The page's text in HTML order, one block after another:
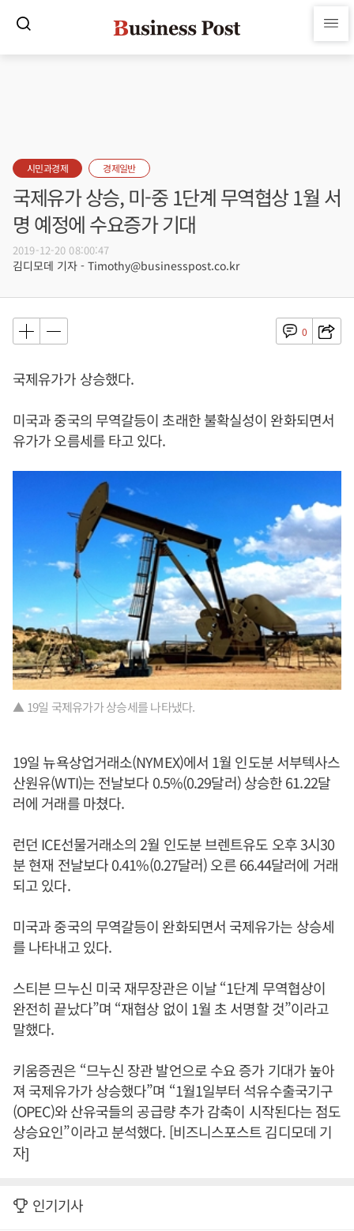
시민과경제 경제일반
국제유가 상승, 미-중 1단계 무역협상 1월 서
명 예정에 수요증가 기대
2019-12-20 08:00:47
김디모데 기자 - Timothy@businesspost.co.kr
0
국제유가가 상승했다.
미국과 중국의 무역갈등이 초래한 불확실성이 완화되면서
유가가 오름세를 타고 있다.
▲ 19일 국제유가가 상승세를 나타냈다.
19일 뉴욕상업거래소(NYMEX)에서 1월 인도분 서부텍사스
산원유(WTI)는 전날보다 0.5%(0.29달러) 상승한 61.22달
러에 거래를 마쳤다.
런던 ICE선물거래소의 2월 인도분 브렌트유도 오후 3시30
분 현재 전날보다 0.41%(0.27달러) 오른 66.44달러에 거래
되고 있다.
미국과 중국의 무역갈등이 완화되면서 국제유가는 상승세
를 나타내고 있다.
스티븐 므누신 미국 재무장관은 이날 “1단계 무역협상이
완전히 끝났다”며 “재협상 없이 1월 초 서명할 것”이라고
말했다.
키움증권은 “므누신 장관 발언으로 수요 증가 기대가 높아
져 국제유가가 상승했다”며 “1월1일부터 석유수출국기구
(OPEC)와 산유국들의 공급량 추가 감축이 시작된다는 점도
상승요인”이라고 분석했다. [비즈니스포스트 김디모데 기
자]
인기기사